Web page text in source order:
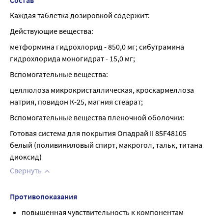
Каждая таблетка дозировкой содержит:
Действующие вещества:
метформина гидрохлорид - 850,0 мг; сибутрамина
гидрохлорида моногидрат - 15,0 мг;
Вспомогательные вещества:
целлюлоза микрокристаллическая, кроскармеллоза
натрия, повидон К-25, магния стеарат;
Вспомогательные вещества пленочной оболочки:
Готовая система для покрытия Опадрай II 85F48105
белый (поливиниловый спирт, макрогол, тальк, титана
диоксид)
Свернуть
Противопоказания
повышенная чувствительность к компонентам